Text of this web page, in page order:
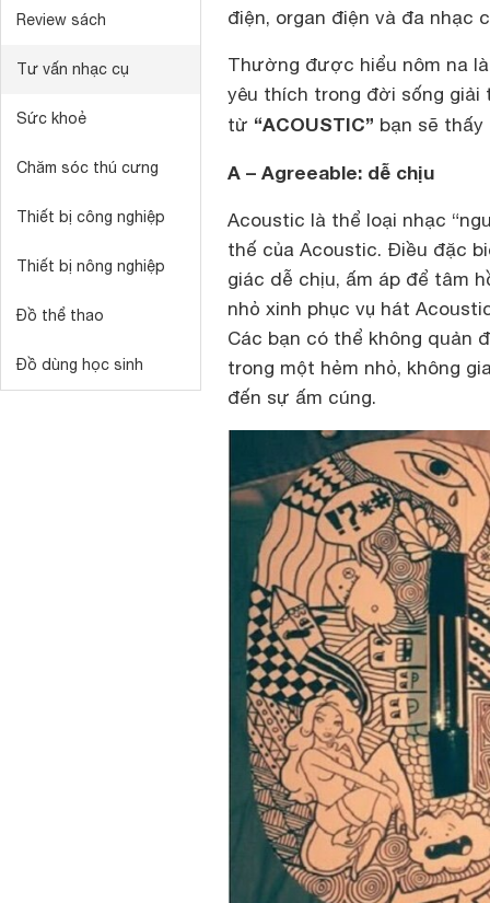
Review sách
Tư vấn nhạc cụ
Sức khoẻ
Chăm sóc thú cưng
Thiết bị công nghiệp
Thiết bị nông nghiệp
Đồ thể thao
Đồ dùng học sinh
điện, organ điện và đa nhạc
Thường được hiểu nôm na
yêu thích trong đời sống giải
từ “ACOUSTIC” bạn sẽ
A – Agreeable: dễ chịu
Acoustic là thể loại nhạc
thế của Acoustic. Điều đặc
giác dễ chịu, ấm áp để tâm
nhỏ xinh phục vụ hát
Các bạn có thể không quản
trong một hẻm nhỏ, không
đến sự ấm cúng.